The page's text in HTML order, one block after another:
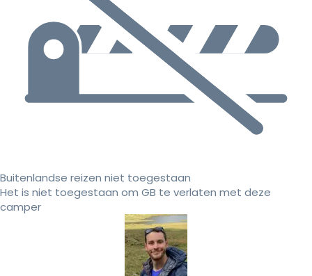
Buitenlandse reizen niet toegestaan
Het is niet toegestaan om GB te verlaten met deze
camper